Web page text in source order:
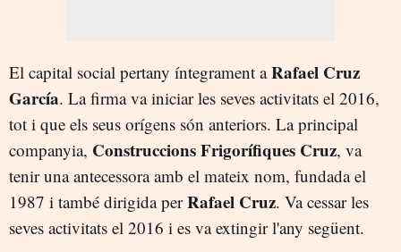
El capital social pertany íntegrament aRafael Cruz
García. La firma va iniciar les seves activitats el 2016,
tot i que els seus orígens són anteriors. La principal
companyia, Construccions Frigorífiques Cruz, va
tenir una antecessora amb el mateix nom, fundada el
1987 i també dirigida perRafael Cruz. Va cessar les
seves activitats el 2016 i es va extingir l'any següent.